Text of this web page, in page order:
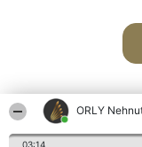
ORLY
03:14